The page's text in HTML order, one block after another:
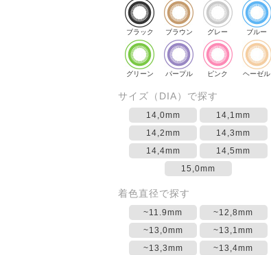
ブラック ブラウン グレー ブルー
グリーン パープル ピンク ヘーゼル
サイズ（DIA）で探す
14,0mm
14,1mm
14,2mm
14,3mm
14,4mm
14,5mm
15,0mm
着色直径で探す
~11.9mm
~12,8mm
~13,0mm
~13,1mm
~13,3mm
~13,4mm